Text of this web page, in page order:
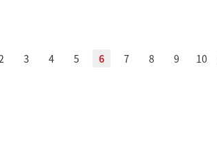
3 4 5 6 7 8 9 10